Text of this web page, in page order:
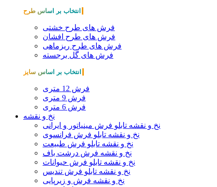
انتخاب بر اساس طرح
فرش های طرح خشتی
فرش های طرح افشان
فرش های طرح ریزماهی
فرش های گل برجسته
انتخاب بر اساس سایز
فرش 12 متری
فرش 9 متری
فرش 6 متری
نخ و نقشه
نخ و نقشه تابلو فرش مینیاتور و ایرانی
نخ و نقشه تابلو فرش فرانسوی
نخ و نقشه تابلو فرش طبیعت
نخ و نقشه فرش درشت باف
نخ و نقشه تابلو فرش حیوانات
نخ و نقشه تابلو فرش تندیس
نخ و نقشه فرش و زیرپایی